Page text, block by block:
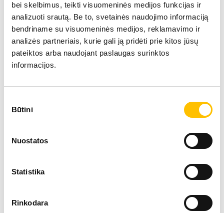
bei skelbimus, teikti visuomeninės medijos funkcijas ir
analizuoti srautą. Be to, svetainės naudojimo informaciją
bendriname su visuomeninės medijos, reklamavimo ir
analizės partneriais, kurie gali ją pridėti prie kitos jūsų
pateiktos arba naudojant paslaugas surinktos
informacijos.
pasirinkimas
Būtini
Nuostatos
Statistika
Rinkodara
Techniniai duomenys
450 t
100